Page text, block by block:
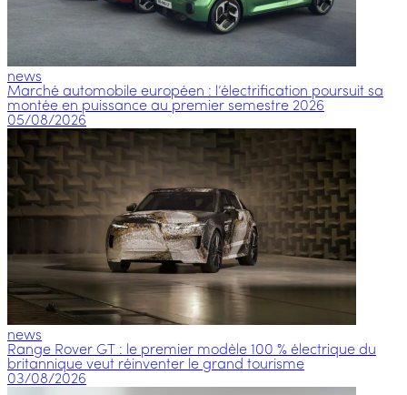
news
Marché automobile européen : l’électrification poursuit sa
montée en puissance au premier semestre 2026
05/08/2026
news
Range Rover GT : le premier modèle 100 % électrique du
britannique veut réinventer le grand tourisme
03/08/2026